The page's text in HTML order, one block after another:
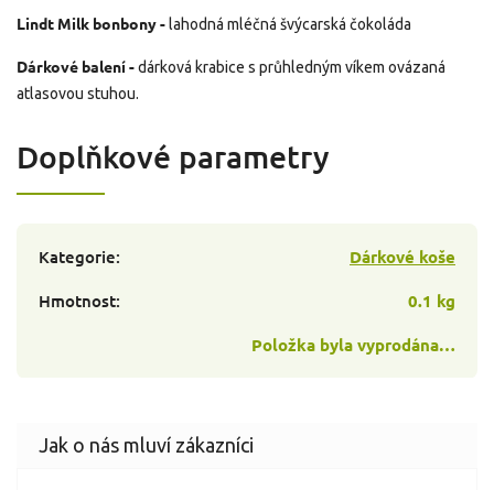
Lindt Milk bonbony -lahodná mléčná švýcarská čokoláda
Dárkové balení -dárková krabice s průhledným víkem ovázaná
atlasovou stuhou.
Doplňkové parametry
Kategorie:
Dárkové koše
Hmotnost:
0.1 kg
Položka byla vyprodána…